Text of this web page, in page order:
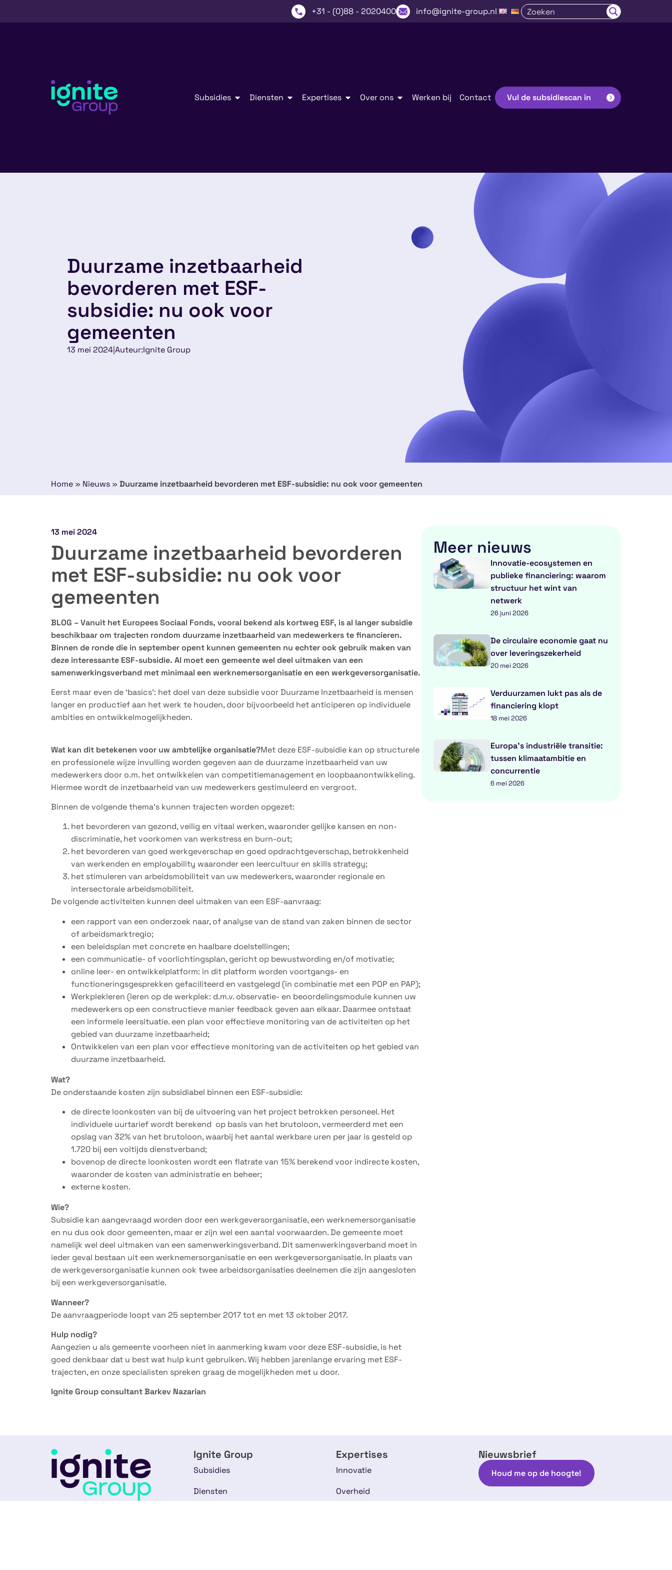
+31 - (0)88 - 2020400 info@ignite-group.nl
Subsidies Diensten Expertises Over ons Werken bij Contact Vul de subsidiescan in
Duurzame inzetbaarheid
bevorderen met ESF-
subsidie: nu ook voor
gemeenten
13 mei 2024|Auteur:Ignite Group
Home » Nieuws » Duurzame inzetbaarheid bevorderen met ESF-subsidie: nu ook voor gemeenten
13 mei 2024
Duurzame inzetbaarheid bevorderen
met ESF-subsidie: nu ook voor
gemeenten
BLOG – Vanuit het Europees Sociaal Fonds, vooral bekend als kortweg ESF, is al langer subsidie
beschikbaar om trajecten rondom duurzame inzetbaarheid van medewerkers te financieren.
Binnen de ronde die in september opent kunnen gemeenten nu echter ook gebruik maken van
deze interessante ESF-subsidie. Al moet een gemeente wel deel uitmaken van een
samenwerkingsverband met minimaal een werknemersorganisatie en een werkgeversorganisatie.
Eerst maar even de ‘basics’: het doel van deze subsidie voor Duurzame Inzetbaarheid is mensen
langer en productief aan het werk te houden, door bijvoorbeeld het anticiperen op individuele
ambities en ontwikkelmogelijkheden.
Wat kan dit betekenen voor uw ambtelijke organisatie?Met deze ESF-subsidie kan op structurele
en professionele wijze invulling worden gegeven aan de duurzame inzetbaarheid van uw
medewerkers door o.m. het ontwikkelen van competitiemanagement en loopbaanontwikkeling.
Hiermee wordt de inzetbaarheid van uw medewerkers gestimuleerd en vergroot.
Binnen de volgende thema’s kunnen trajecten worden opgezet:
het bevorderen van gezond, veilig en vitaal werken, waaronder gelijke kansen en non-
discriminatie, het voorkomen van werkstress en burn-out;
het bevorderen van goed werkgeverschap en goed opdrachtgeverschap, betrokkenheid
van werkenden en employability waaronder een leercultuur en skills strategy;
het stimuleren van arbeidsmobiliteit van uw medewerkers, waaronder regionale en
intersectorale arbeidsmobiliteit.
De volgende activiteiten kunnen deel uitmaken van een ESF-aanvraag:
een rapport van een onderzoek naar, of analyse van de stand van zaken binnen de sector
of arbeidsmarktregio;
een beleidsplan met concrete en haalbare doelstellingen;
een communicatie- of voorlichtingsplan, gericht op bewustwording en/of motivatie;
online leer- en ontwikkelplatform: in dit platform worden voortgangs- en
functioneringsgesprekken gefaciliteerd en vastgelegd (in combinatie met een POP en PAP);
Werkplekleren (leren op de werkplek: d.m.v. observatie- en beoordelingsmodule kunnen uw
medewerkers op een constructieve manier feedback geven aan elkaar. Daarmee ontstaat
een informele leersituatie. een plan voor effectieve monitoring van de activiteiten op het
gebied van duurzame inzetbaarheid;
Ontwikkelen van een plan voor effectieve monitoring van de activiteiten op het gebied van
duurzame inzetbaarheid.
Wat?
De onderstaande kosten zijn subsidiabel binnen een ESF-subsidie:
de directe loonkosten van bij de uitvoering van het project betrokken personeel. Het
individuele uurtarief wordt berekend op basis van het brutoloon, vermeerderd met een
opslag van 32% van het brutoloon, waarbij het aantal werkbare uren per jaar is gesteld op
1.720 bij een voltijds dienstverband;
bovenop de directe loonkosten wordt een flatrate van 15% berekend voor indirecte kosten,
waaronder de kosten van administratie en beheer;
externe kosten.
Wie?
Subsidie kan aangevraagd worden door een werkgeversorganisatie, een werknemersorganisatie
en nu dus ook door gemeenten, maar er zijn wel een aantal voorwaarden. De gemeente moet
namelijk wel deel uitmaken van een samenwerkingsverband. Dit samenwerkingsverband moet in
ieder geval bestaan uit een werknemersorganisatie en een werkgeversorganisatie. In plaats van
de werkgeversorganisatie kunnen ook twee arbeidsorganisaties deelnemen die zijn aangesloten
bij een werkgeversorganisatie.
Wanneer?
De aanvraagperiode loopt van 25 september 2017 tot en met 13 oktober 2017.
Hulp nodig?
Aangezien u als gemeente voorheen niet in aanmerking kwam voor deze ESF-subsidie, is het
goed denkbaar dat u best wat hulp kunt gebruiken. Wij hebben jarenlange ervaring met ESF-
trajecten, en onze specialisten spreken graag de mogelijkheden met u door.
Ignite Group consultant Barkev Nazarian
Meer nieuws
Innovatie-ecosystemen en
publieke financiering: waarom
structuur het wint van
netwerk
26 juni 2026
De circulaire economie gaat nu
over leveringszekerheid
20 mei 2026
Verduurzamen lukt pas als de
financiering klopt
18 mei 2026
Europa’s industriële transitie:
tussen klimaatambitie en
concurrentie
6 mei 2026
Ignite Group
Subsidies
Diensten
Expertises
Innovatie
Overheid
Nieuwsbrief
Houd me op de hoogte!